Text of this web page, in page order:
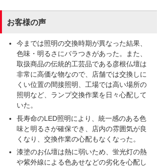
お客様の声
今までは照明の交換時期が異なった結果、
色味・明るさにバラつきがあった。また、
取扱商品の伝統的工芸品である彦根仏壇は
非常に高価な物なので、店舗では交換しに
くい位置の間接照明、工場では高い場所の
照明など、ランプ交換作業を日々心配して
いた。
長寿命のLED照明により、統一感のある色
味と明るさが確保でき、店内の雰囲気が良
くなり、交換作業の心配もなくなった。
漆塗のお仏壇は熱に弱いため、蛍光灯の熱
や紫外線による色あせなどの劣化を心配し